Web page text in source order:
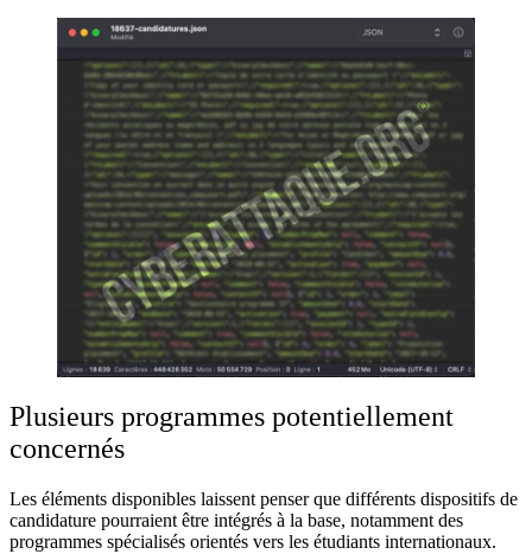
Plusieurs programmes potentiellement
concernés
Les éléments disponibles laissent penser que différents dispositifs de
candidature pourraient être intégrés à la base, notamment des
programmes spécialisés orientés vers les étudiants internationaux.